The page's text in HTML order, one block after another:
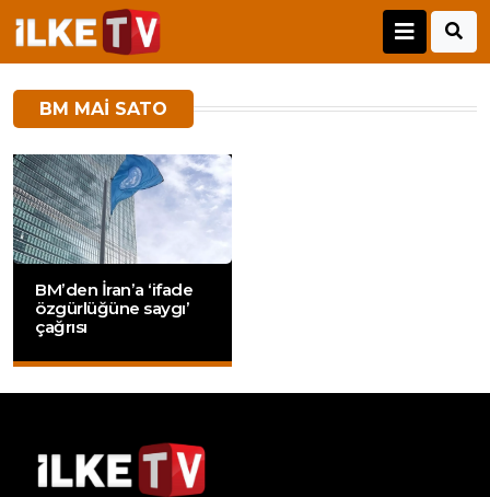
BM MAI SATO
BM’den İran’a ‘ifade
özgürlüğüne saygı’
çağrısı